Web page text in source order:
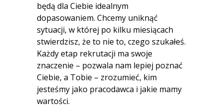
będą dla Ciebie idealnym
dopasowaniem. Chcemy uniknąć
sytuacji, w której po kilku miesiącach
stwierdzisz, że to nie to, czego szukałeś.
Każdy etap rekrutacji ma swoje
znaczenie – pozwala nam lepiej poznać
Ciebie, a Tobie – zrozumieć, kim
jesteśmy jako pracodawca i jakie mamy
wartości.